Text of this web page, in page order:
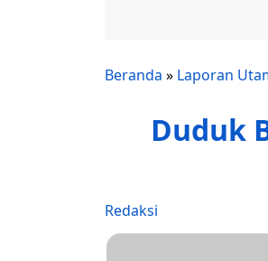
Beranda » Laporan
Duduk
Redaksi